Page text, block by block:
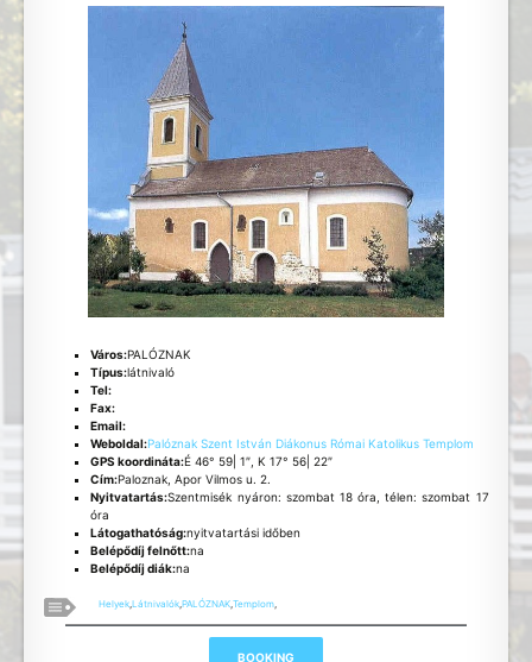
Város:PALÓZNAK
Típus:látnivaló
Tel:
Fax:
Email:
Weboldal:Palóznak Szent István Diákonus Római Katolikus Templom
GPS koordináta:É 46° 59| 1″, K 17° 56| 22″
Cím:Paloznak, Apor Vilmos u. 2.
Nyitvatartás:Szentmisék nyáron: szombat 18 óra, télen: szombat 17
óra
Látogathatóság:nyitvatartási időben
Belépődíj felnőtt:na
Belépődíj diák:na
Helyek,Látnivalók,PALÓZNAK,Templom,